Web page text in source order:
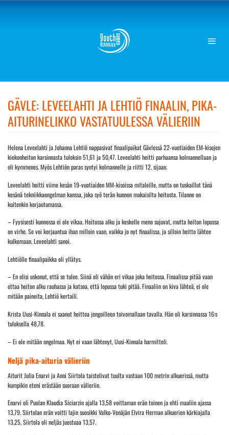
Skip
GÄVLE: LEVEELAHTI JA LEHTIÖ FINAALIN, PIKA-
AITURINELIKKO VASTATUULESSA VÄLIERIIN
Helena Leveelahti ja Johanna Lehtiö nappasivat finaalipaikat Gävlessä 22-vuotiaiden EM-kisojen
kiekonheiton karsinnasta tuloksin 51,61 ja 50,47. Leveelahti heitti parhaansa kolmannellaan ja
oli kymmenes. Myös Lehtiön paras syntyi kolmannelle ja riitti 12. sijaan.
Leveelahti heitti viime kesän 19-vuotiaiden MM-kisoissa mitaleille, mutta on tuskaillut tänä
kesänä tekniikkaongelman kanssa, joka syö terän kunnon mukaisilta heitosta. Tilanne on
kuitenkin korjautumassa.
– Fyysisesti kunnossa ei ole vikaa. Heitossa alku ja keskelle meno sujuvat, mutta heiton lopussa
on virhe. Se voi korjaantua ihan milloin vaan, vaikka jo nyt finaalissa, ja silloin heitto lähtee
kulkemaan, Leveelahti sanoi.
Lehtiölle finaalipaikka oli yllätys.
– En olisi uskonut, että se tulee. Siinä oli vähän eri vikaa joka heitossa. Finaalissa pitää vaan
ottaa heiton alku rauhassa ja katsoa, että lopussa tuki pitää. Finaaliin on kiva lähteä, ei ole
mitään paineita, Lehtiö kertaili.
Krista Uusi-Kinnala ei saanut heittoa jengoilleen toivomallaan tavalla. Hän oli karsinnassa 16:s
tuloksella 48,78.
– Ei ole mitään ongelmaa. Nyt ei vaan lähtenyt, Uusi-Kinnala harmitteli.
Neljä pika-aituria välieriin
Aiturit Julia Enarvi ja Anni Siirtola taistelivat tuulta vastaan 100 metrin alkuerissä, mutta
kumpikin eteni erästään suoraan välieriin.
Enarvi oli Puolan Klaudia Siciarzin ajalla 13,58 voittaman erän toinen ja ehti maaliin ajassa
13,79. Siirtolan erän voitti lajin suosikki Valko-Venäjän Elvira Herman alkuerien kärkiajalla
13,25, Siirtola oli neljäs juostuaa 13,57.